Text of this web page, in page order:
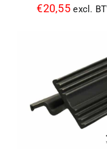
€20,55 excl.